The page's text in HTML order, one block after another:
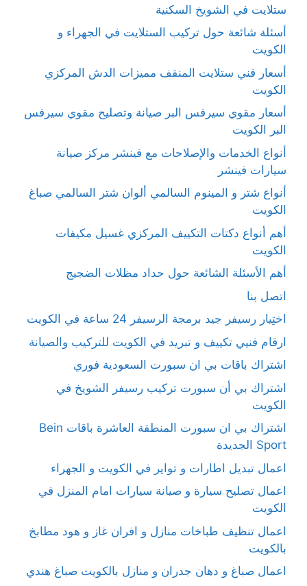
ستلايت في الشويخ السكنية
أسئلة شائعة حول تركيب الستلايت في الجهراء و
الكويت
أسعار فني ستلايت المنقف مميزات الدش المركزي
الكويت
أسعار مقوي سيرفس البر صيانة وتصليح مقوي سيرفس
البر الكويت
أنواع الخدمات والإصلاحات مع فينشر مركز صيانة
سيارات فينشر
أنواع شتر و المينوم السالمي ألوان شتر السالمي صباغ
الكويت
أهم أنواع دكتات التكييف المركزي غسيل مكيفات
الكويت
أهم الأسئلة الشائعة حول حداد مظلات الضجيج
اتصل بنا
اختِيار رسيفر جيد برمجة الرسيفر 24 ساعة في الكويت
ارقام فنيي تكييف و تبريد في الكويت للتركيب والصيانة
اشتراك باقات بي ان سبورت السعودية فوري
اشتراك بي أن سبورت تركيب رسيفر الشويخ في
الكويت
اشتراك بي ان سبورت المنطقة العاشرة باقات Bein
Sport الجديدة
اعمال تبديل اطارات و تواير في الكويت و الجهراء
اعمال تصليح سيارة و صيانة سيارات امام المنزل في
الكويت
اعمال تنظيف طباخات منازل و افران غاز و هود مطابخ
بالكويت
اعمال صباغ و دهان جدران و منازل بالكويت صباغ هندي